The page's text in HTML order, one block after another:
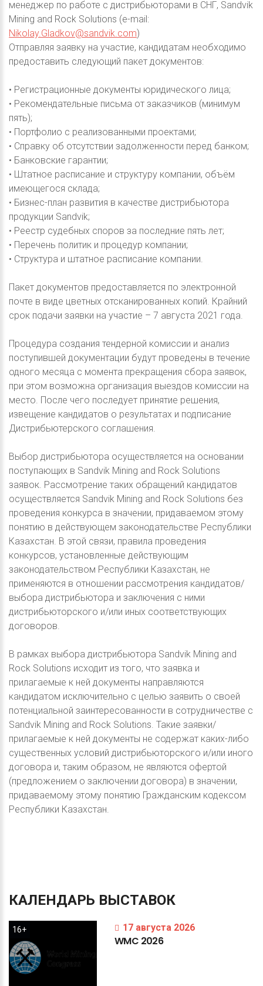
менеджер по работе с дистрибьюторами в СНГ, Sandvik
Mining and Rock Solutions (e-mail:
Nikolay.Gladkov@sandvik.com)
Отправляя заявку на участие, кандидатам необходимо
предоставить следующий пакет документов:
• Регистрационные документы юридического лица;
• Рекомендательные письма от заказчиков (минимум
пять);
• Портфолио с реализованными проектами;
• Справку об отсутствии задолженности перед банком;
• Банковские гарантии;
• Штатное расписание и структуру компании, объём
имеющегося склада;
• Бизнес-план развития в качестве дистрибьютора
продукции Sandvik;
• Реестр судебных споров за последние пять лет;
• Перечень политик и процедур компании;
• Структура и штатное расписание компании.
Пакет документов предоставляется по электронной
почте в виде цветных отсканированных копий. Крайний
срок подачи заявки на участие – 7 августа 2021 года.
Процедура создания тендерной комиссии и анализ
поступившей документации будут проведены в течение
одного месяца с момента прекращения сбора заявок,
при этом возможна организация выездов комиссии на
место. После чего последует принятие решения,
извещение кандидатов о результатах и подписание
Дистрибьютерского соглашения.
Выбор дистрибьютора осуществляется на основании
поступающих в Sandvik Mining and Rock Solutions
заявок. Рассмотрение таких обращений кандидатов
осуществляется Sandvik Mining and Rock Solutions без
проведения конкурса в значении, придаваемом этому
понятию в действующем законодательстве Республики
Казахстан. В этой связи, правила проведения
конкурсов, установленные действующим
законодательством Республики Казахстан, не
применяются в отношении рассмотрения кандидатов/
выбора дистрибьютора и заключения с ними
дистрибьюторского и/или иных соответствующих
договоров.
В рамках выбора дистрибьютора Sandvik Mining and
Rock Solutions исходит из того, что заявка и
прилагаемые к ней документы направляются
кандидатом исключительно с целью заявить о своей
потенциальной заинтересованности в сотрудничестве с
Sandvik Mining and Rock Solutions. Такие заявки/
прилагаемые к ней документы не содержат каких-либо
существенных условий дистрибьюторского и/или иного
договора и, таким образом, не являются офертой
(предложением о заключении договора) в значении,
придаваемому этому понятию Гражданским кодексом
Республики Казахстан.
КАЛЕНДАРЬ ВЫСТАВОК
16+ 17 августа 2026
WMC 2026